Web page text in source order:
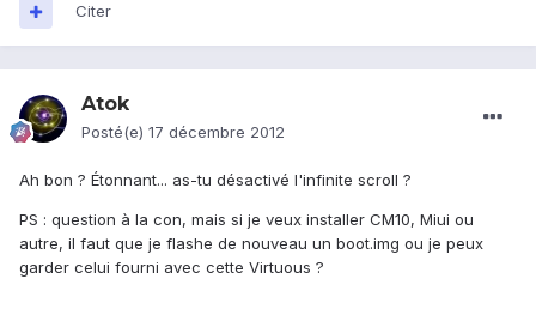
Citer
Atok
Posté(e) 17 décembre 2012
Ah bon ? Étonnant... as-tu désactivé l'infinite scroll ?
PS : question à la con, mais si je veux installer CM10, Miui ou
autre, il faut que je flashe de nouveau un boot.img ou je peux
garder celui fourni avec cette Virtuous ?